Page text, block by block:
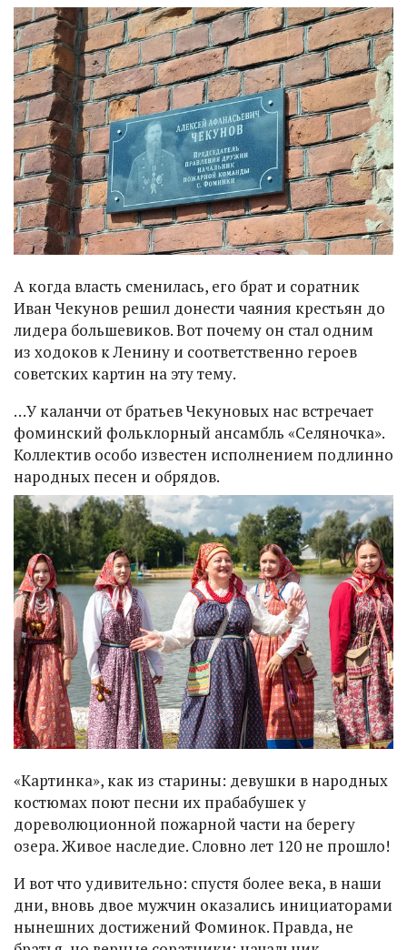
А когда власть сменилась, его брат и соратник
Иван Чекунов решил донести чаяния крестьян до
лидера большевиков. Вот почему он стал одним
из ходоков к Ленину и соответственно героев
советских картин на эту тему.
…У каланчи от братьев Чекуновых нас встречает
фоминский фольклорный ансамбль «Селяночка».
Коллектив особо известен исполнением подлинно
народных песен и обрядов.
«Картинка», как из старины: девушки в народных
костюмах поют песни их прабабушек у
дореволюционной пожарной части на берегу
озера. Живое наследие. Словно лет 120 не прошло!
И вот что удивительно: спустя более века, в наши
дни, вновь двое мужчин оказались инициаторами
нынешних достижений Фоминок. Правда, не